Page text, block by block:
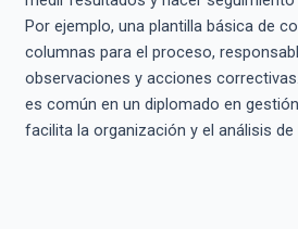
Por ejemplo, una plantilla básica de
columnas para el proceso,
observaciones y acciones
es común en un diplomado en
facilita la organización y el análisis